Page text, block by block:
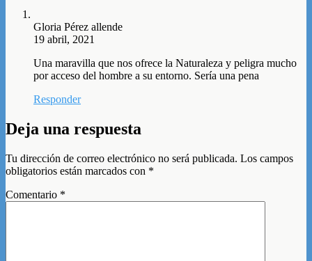
Gloria Pérez allende
19 abril, 2021
Una maravilla que nos ofrece la Naturaleza y peligra mucho
por acceso del hombre a su entorno. Sería una pena
Responder
Deja una respuesta
Tu dirección de correo electrónico no será publicada. Los campos
obligatorios están marcados con *
Comentario *